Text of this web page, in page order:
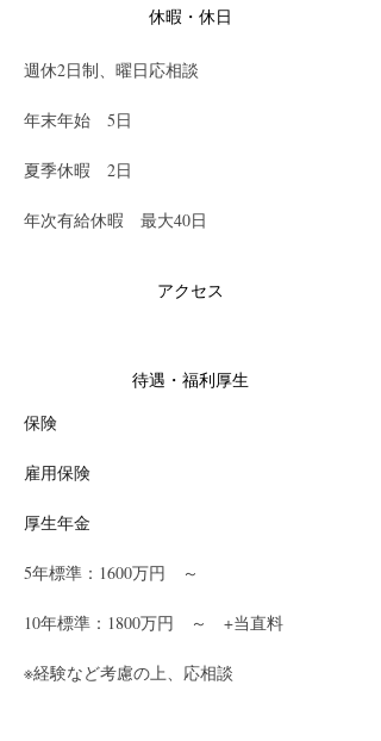
休暇・休日
週休2日制、曜日応相談
年末年始　5日
夏季休暇　2日
年次有給休暇　最大40日
アクセス
待遇・福利厚生
保険
雇用保険
厚生年金
5年標準：1600万円　～
10年標準：1800万円　～　+当直料
※経験など考慮の上、応相談